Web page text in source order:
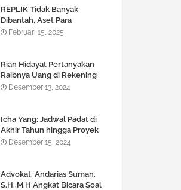
REPLIK Tidak Banyak
Dibantah, Aset Para
TERGUGAT Terancam di SITA
Februari 15, 2025
Rian Hidayat Pertanyakan
Raibnya Uang di Rekening
Bank BNI Cabang Fatmawati
Desember 13, 2024
Icha Yang: Jadwal Padat di
Akhir Tahun hingga Proyek
Besar di 2025
Desember 15, 2024
Advokat. Andarias Suman,
S.H.,M.H Angkat Bicara Soal